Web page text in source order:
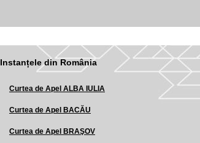
Instanțele din România
Curtea de Apel ALBA IULIA
Curtea de Apel BACĂU
Curtea de Apel BRAŞOV